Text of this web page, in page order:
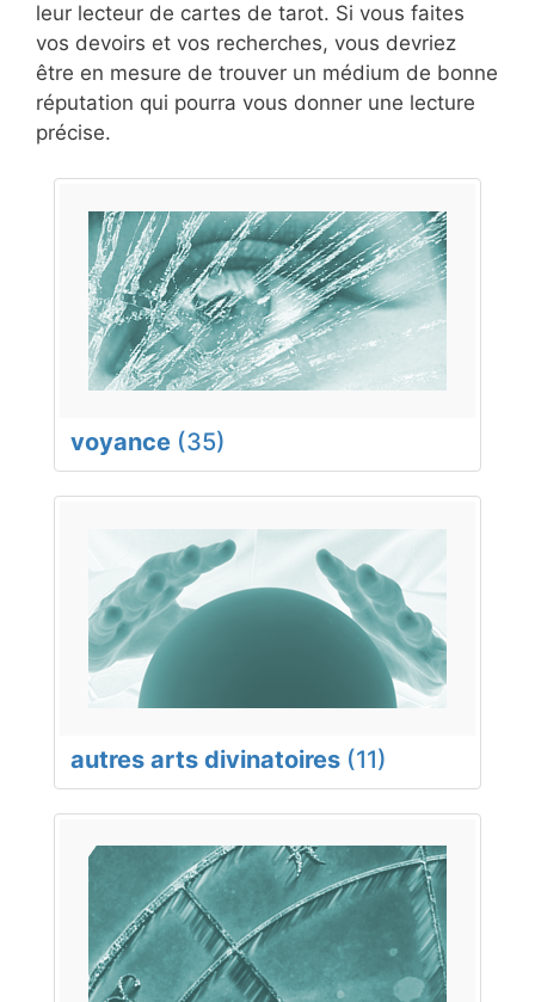
leur lecteur de cartes de tarot. Si vous faites
vos devoirs et vos recherches, vous devriez
être en mesure de trouver un médium de bonne
réputation qui pourra vous donner une lecture
précise.
voyance (35)
autres arts divinatoires (11)